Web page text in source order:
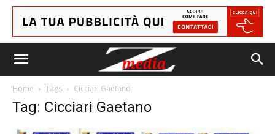
Home Tags Cicciari Gaetano
Tag: Cicciari Gaetano